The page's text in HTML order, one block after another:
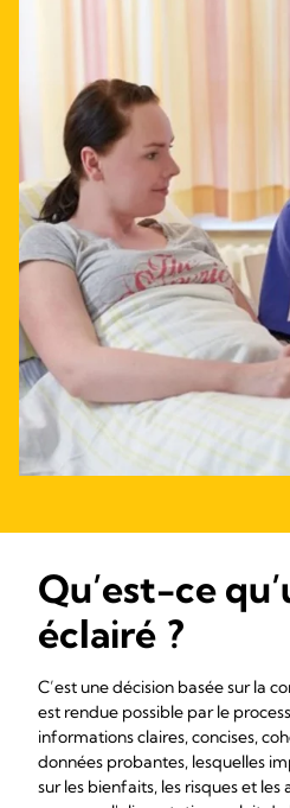
Qu’est-ce
éclairé ?
C’est une décision basée sur la
est rendue possible par le
informations claires, concises,
données probantes, lesquelles
sur les bienfaits, les risques et